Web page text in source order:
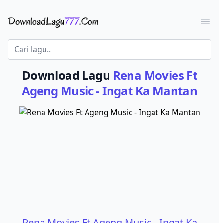
Download Lagu - LaguJoss.com
Download Lagu Rena Movies Ft
Ageng Music - Ingat Ka Mantan